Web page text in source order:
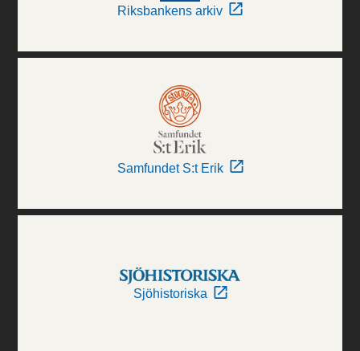
Riksbankens arkiv
Samfundet S:t Erik
Sjöhistoriska